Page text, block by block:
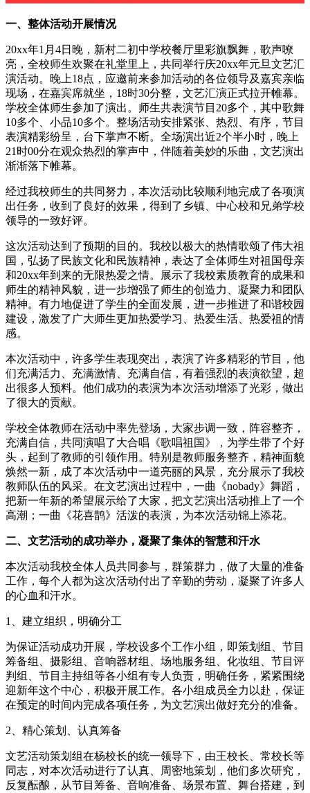
一、整体活动开展情况
20xx年1月4日晚，新村二初中学校餐厅里彩旗飘舞，歌声嘹
亮，全校师生欢聚在礼堂里上，共同举行庆20xx年元旦文艺汇
演活动。晚上18点，应邀前来参加活动的各位领导及嘉宾亲临
现场，在嘉宾席就坐，18时30分整，文艺汇演正式拉开帷幕。
学校全体师生参加了演出。师生共表演节目20多个，其中歌舞
10多个、小品10多个。整场活动安排紧张、热烈、有序，节目
表演精彩纷呈，台下掌声不断。全场演出近2个半小时，晚上
21时00分在观众热烈的掌声中，伴随着美妙的乐曲，文艺演出
渐渐落下帷幕。
经过我校师生的共同努力，本次活动比较顺利地完成了各项演
出任务，收到了良好的效果，得到了乡镇、中心校和兄弟学校
领导的一致好评。
这次活动达到了预期的目的。我校以极大的热情歌颂了伟大祖
国，弘扬了民族文化和民族精神，表达了全体师生对祖国母亲
和20xx年到来的无限热爱之情。展示了我校素质教育的成果和
师生的精神风貌，进一步增强了师生的创造力、凝聚力和团队
精神。有力地促进了学生的全面发展，进一步推进了和谐校园
建设，激发了广大师生更加热爱学习、热爱生活、热爱祖的情
感。
本次活动中，许多学生表现突出，表演了许多精彩的节目，他
们充满活力、充满激情、充满自信，有着强烈的表演欲望，超
出很多人预料。他们成功的表演为本次活动增添了光彩，做出
了很大的贡献。
学校全体教师在活动中率先登场，大家步调一致，阵容整齐，
充满自信，共同演唱了大合唱《歌唱祖国》，为学生带了个好
头，起到了教师的引领作用。特别是教师服务整齐，精神面貌
焕然一新，成了本次活动中一道亮丽的风景，充分展示了我校
教师队伍的风采。在文艺演出过程中，一曲《nobady》舞蹈，
把新一年新的希望展示给了大家，把文艺演出活动推上了一个
高潮；一曲《花喜鹊》活泼的表演，为本次活动锦上添花。
二、文艺活动的成功举办，凝聚了集体的智慧和汗水
本次活动我校全体人员共同参与，群策群力，做了大量的准备
工作，每个人都为这次活动付出了辛勤的劳动，凝聚了许多人
的心血和汗水。
1、建立组织，明确分工
为保证活动成功开展，学校设多个工作小组，即策划组、节目
筹备组、摄影组、音响器材组、场地服务组、化妆组、节目评
判组、节目主持组等各小组有专人负责，明确任务，紧紧围绕
迎新年这个中心，积极开展工作。各小组成员全力以赴，保证
在预定的时间内完成各项任务，为文艺演出做好充分的准备。
2、精心策划、认真筹备
文艺活动策划组在杨校长的统一领导下，由王校长、常校长等
同志，对本次活动进行了认真、周密地策划，他们多次研究，
反复酝酿，从节目筹备、音响准备、场景布置、舞台搭建，到